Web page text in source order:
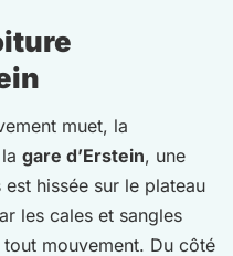
muet, la
gare d’Erstein, une
hissée sur le plateau
les cales et sangles
mouvement. Du côté